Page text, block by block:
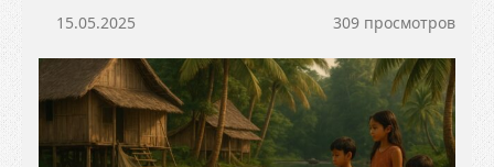
15.05.2025 309 просмотров